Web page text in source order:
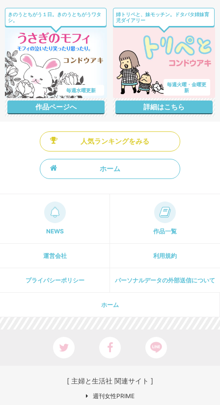
きのうとちがう１日。きのうとちがうワタ
シ。
毎週水曜更新
作品ページへ
姉トリペと、妹モッチン。ドタバタ姉妹育
児ダイアリー
毎週火曜・金曜更
新
詳細はこちら
人気ランキングをみる
ホーム
NEWS 作品一覧
運営会社 利用規約
プライパシーポリシー パーソナルデータの外部送信について
ホーム
[ 主婦と生活社 関連サイト ]
週刊女性PRIME